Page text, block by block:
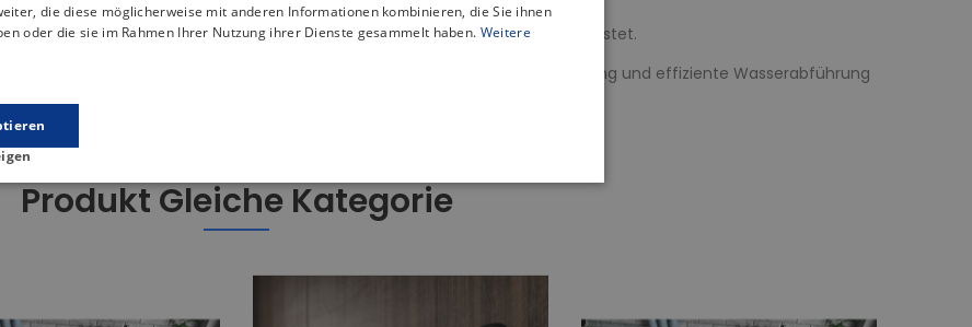
eine stabile Unterstützung für die Konstruktion der Duschwanne gewährleistet.
einem Durchmesser von ⌀ 90 ausgestattet, der eine hervorragende Leistung und effiziente Wasserabführung
Produkt Gleiche Kategorie
die diese möglicherweise mit anderen Informationen kombinieren, die Sie ihnen
oder die sie im Rahmen Ihrer Nutzung ihrer Dienste gesammelt haben. Weitere